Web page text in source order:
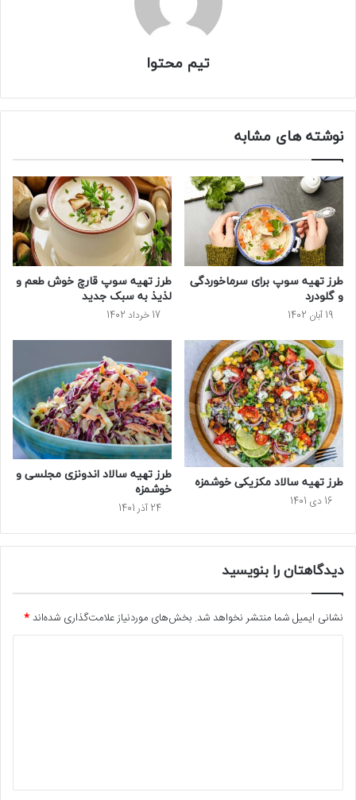
تیم محتوا
نوشته های مشابه
طرز تهیه سوپ برای سرماخوردگی
و گلودرد
19 آبان 1402
طرز تهیه سوپ قارچ خوش طعم و
لذیذ به سبک جدید
17 خرداد 1402
طرز تهیه سالاد مکزیکی خوشمزه
16 دی 1401
طرز تهیه سالاد اندونزی مجلسی و
خوشمزه
24 آذر 1401
دیدگاهتان را بنویسید
نشانی ایمیل شما منتشر نخواهد شد. بخش‌های موردنیاز علامت‌گذاری شده‌اند*
*